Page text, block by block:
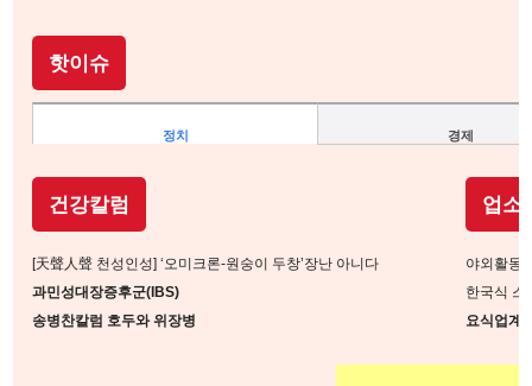
핫이슈
정치 경제
건강칼럼
[天聲人聲 천성인성] ‘오미크론-원숭이 두창’장난 아니다
과민성대장증후군(IBS)
송병찬칼럼 호두와 위장병
업소
야외활동
한국식 스
요식업계